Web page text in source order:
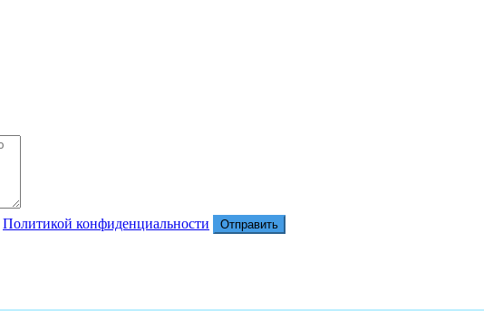
Политикой конфиденциальности Отправить